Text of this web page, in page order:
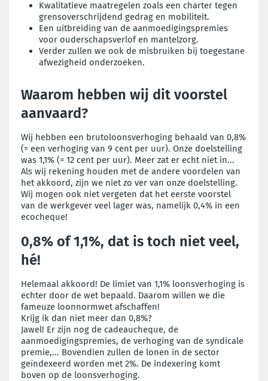
Kwalitatieve maatregelen zoals een charter tegen
grensoverschrijdend gedrag en mobiliteit.
Een uitbreiding van de aanmoedigingspremies
voor ouderschapsverlof en mantelzorg.
Verder zullen we ook de misbruiken bij toegestane
afwezigheid onderzoeken.
Waarom hebben wij dit voorstel
aanvaard?
Wij hebben een brutoloonsverhoging behaald van 0,8%
(= een verhoging van 9 cent per uur). Onze doelstelling
was 1,1% (= 12 cent per uur). Meer zat er echt niet in...
Als wij rekening houden met de andere voordelen van
het akkoord, zijn we niet zo ver van onze doelstelling.
Wij mogen ook niet vergeten dat het eerste voorstel
van de werkgever veel lager was, namelijk 0,4% in een
ecocheque!
0,8% of 1,1%, dat is toch niet veel,
hé!
Helemaal akkoord! De limiet van 1,1% loonsverhoging is
echter door de wet bepaald. Daarom willen we die
fameuze loonnormwet afschaffen!
Krijg ik dan niet meer dan 0,8%?
Jawel! Er zijn nog de cadeaucheque, de
aanmoedigingspremies, de verhoging van de syndicale
premie,... Bovendien zullen de lonen in de sector
geïndexeerd worden met 2%. De indexering komt
boven op de loonsverhoging.